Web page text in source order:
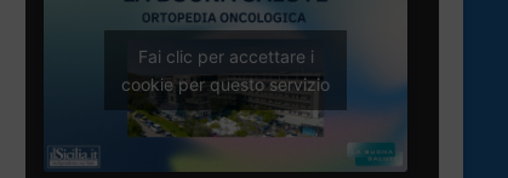
Fai clic per accettare i
cookie per questo servizio